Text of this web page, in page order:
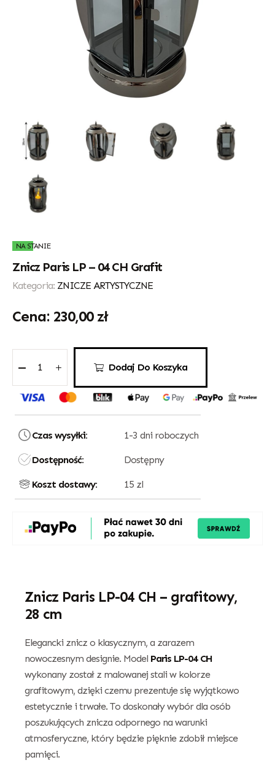
NA STANIE
Znicz Paris LP – 04 CH Grafit
Kategoria: ZNICZE ARTYSTYCZNE
230,00 zł
Dodaj Do Koszyka
Czas wysyłki: 1-3 dni roboczych
Dostępność: Dostępny
Koszt dostawy: 15 zl
Znicz Paris LP-04 CH – grafitowy,
28 cm
Elegancki znicz o klasycznym, a zarazem
nowoczesnym designie. Model Paris LP-04 CH
wykonany został z malowanej stali w kolorze
grafitowym, dzięki czemu prezentuje się wyjątkowo
estetycznie i trwałe. To doskonały wybór dla osób
poszukujących znicza odpornego na warunki
atmosferyczne, który będzie pięknie zdobił miejsce
pamięci.